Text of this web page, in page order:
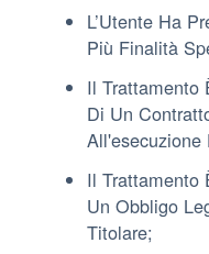
L’Utente Ha
Più Finalità
Il Trattamento
Di Un
All'esecuzione
Il Trattamento
Un Obbligo
Titolare;